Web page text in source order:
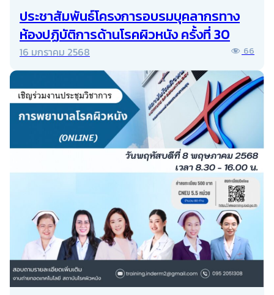
ประชาสัมพันธ์โครงการอบรมบุคลากรทาง
ห้องปฏิบัติการด้านโรคผิวหนัง ครั้งที่ 30
16 มกราคม 2568 66